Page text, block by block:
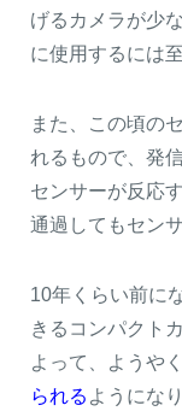
げるカメラが少
に使用するには
また、この頃の
れるもので、発
センサーが反応
通過してもセン
10年くらい前に
きるコンパクト
よって、ようやく
られる ようにな